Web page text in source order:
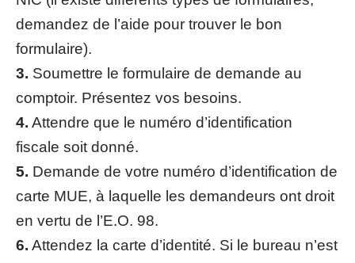
demandez de l’aide pour trouver le bon
formulaire).
3. Soumettre le formulaire de demande au
comptoir. Présentez vos besoins.
4. Attendre que le numéro d’identification
fiscale soit donné.
5. Demande de votre numéro d’identification de
carte MUE, à laquelle les demandeurs ont droit
en vertu de l’E.O. 98.
6. Attendez la carte d’identité. Si le bureau n’est